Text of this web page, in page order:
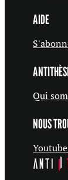
AIDE
Qui
NOUS
Youtube